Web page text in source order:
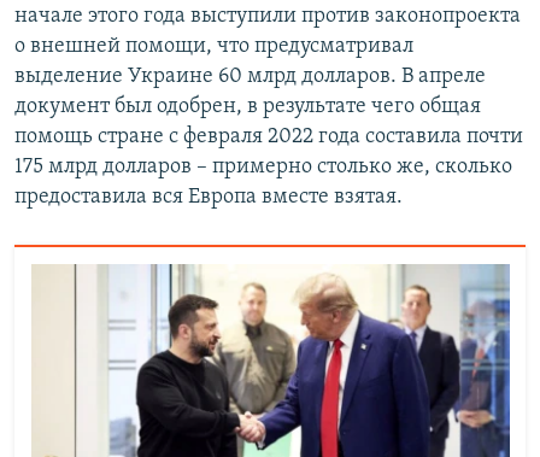
начале этого года выступили против законопроекта
о внешней помощи, что предусматривал
выделение Украине 60 млрд долларов. В апреле
документ был одобрен, в результате чего общая
помощь стране с февраля 2022 года составила почти
175 млрд долларов – примерно столько же, сколько
предоставила вся Европа вместе взятая.